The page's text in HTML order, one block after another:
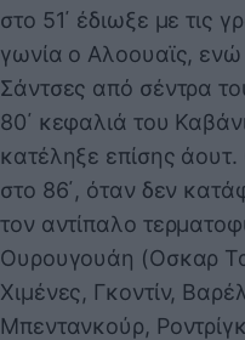
στο 51΄ έδιωξε με τις
γωνία ο Αλοουαϊς, ενώ
Σάντσες από σέντρα
80΄ κεφαλιά του
κατέληξε επίσης
στο 86΄, όταν δεν
τον αντίπαλο
Ουρουγουάη (Οσκαρ
Χιμένες, Γκοντίν,
Μπεντανκούρ,